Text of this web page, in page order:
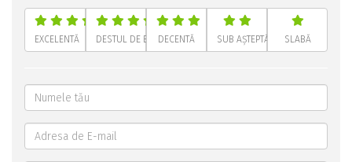
EXCELENTĂ DESTUL DE BUNĂDECENTĂ SUB AȘTEPTĂRI SLABĂ